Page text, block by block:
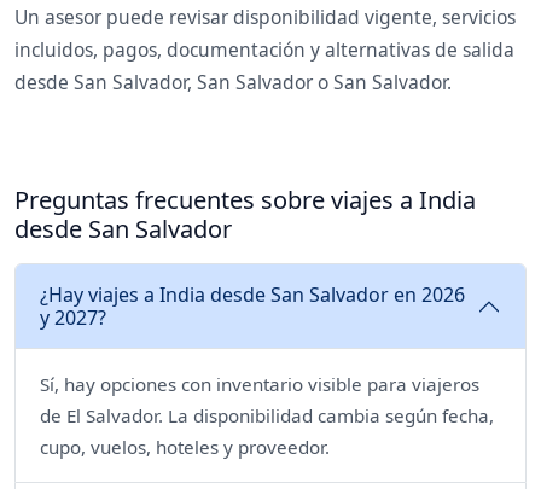
Un asesor puede revisar disponibilidad vigente, servicios
incluidos, pagos, documentación y alternativas de salida
desde San Salvador, San Salvador o San Salvador.
Preguntas frecuentes sobre viajes a India
desde San Salvador
¿Hay viajes a India desde San Salvador en 2026
y 2027?
Sí, hay opciones con inventario visible para viajeros
de El Salvador. La disponibilidad cambia según fecha,
cupo, vuelos, hoteles y proveedor.